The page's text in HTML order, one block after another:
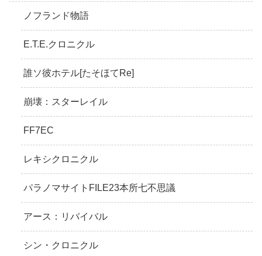
ノフランド物語
E.T.E.クロニクル
誰ソ彼ホテル[たそほてRe]
崩壊：スターレイル
FF7EC
レキシクロニクル
パラノマサイトFILE23本所七不思議
アース：リバイバル
シン・クロニクル